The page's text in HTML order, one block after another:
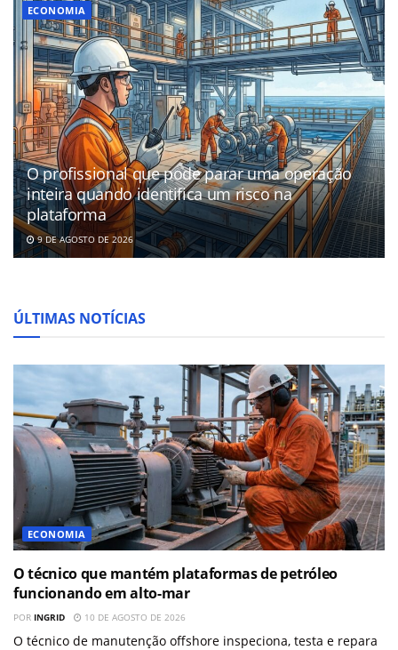
ECONOMIA
O profissional que pode parar uma operação
inteira quando identifica um risco na
plataforma
9 DE AGOSTO DE 2026
ÚLTIMAS NOTÍCIAS
ECONOMIA
O técnico que mantém plataformas de petróleo
funcionando em alto-mar
POR INGRID 10 DE AGOSTO DE 2026
O técnico de manutenção offshore inspeciona, testa e repara